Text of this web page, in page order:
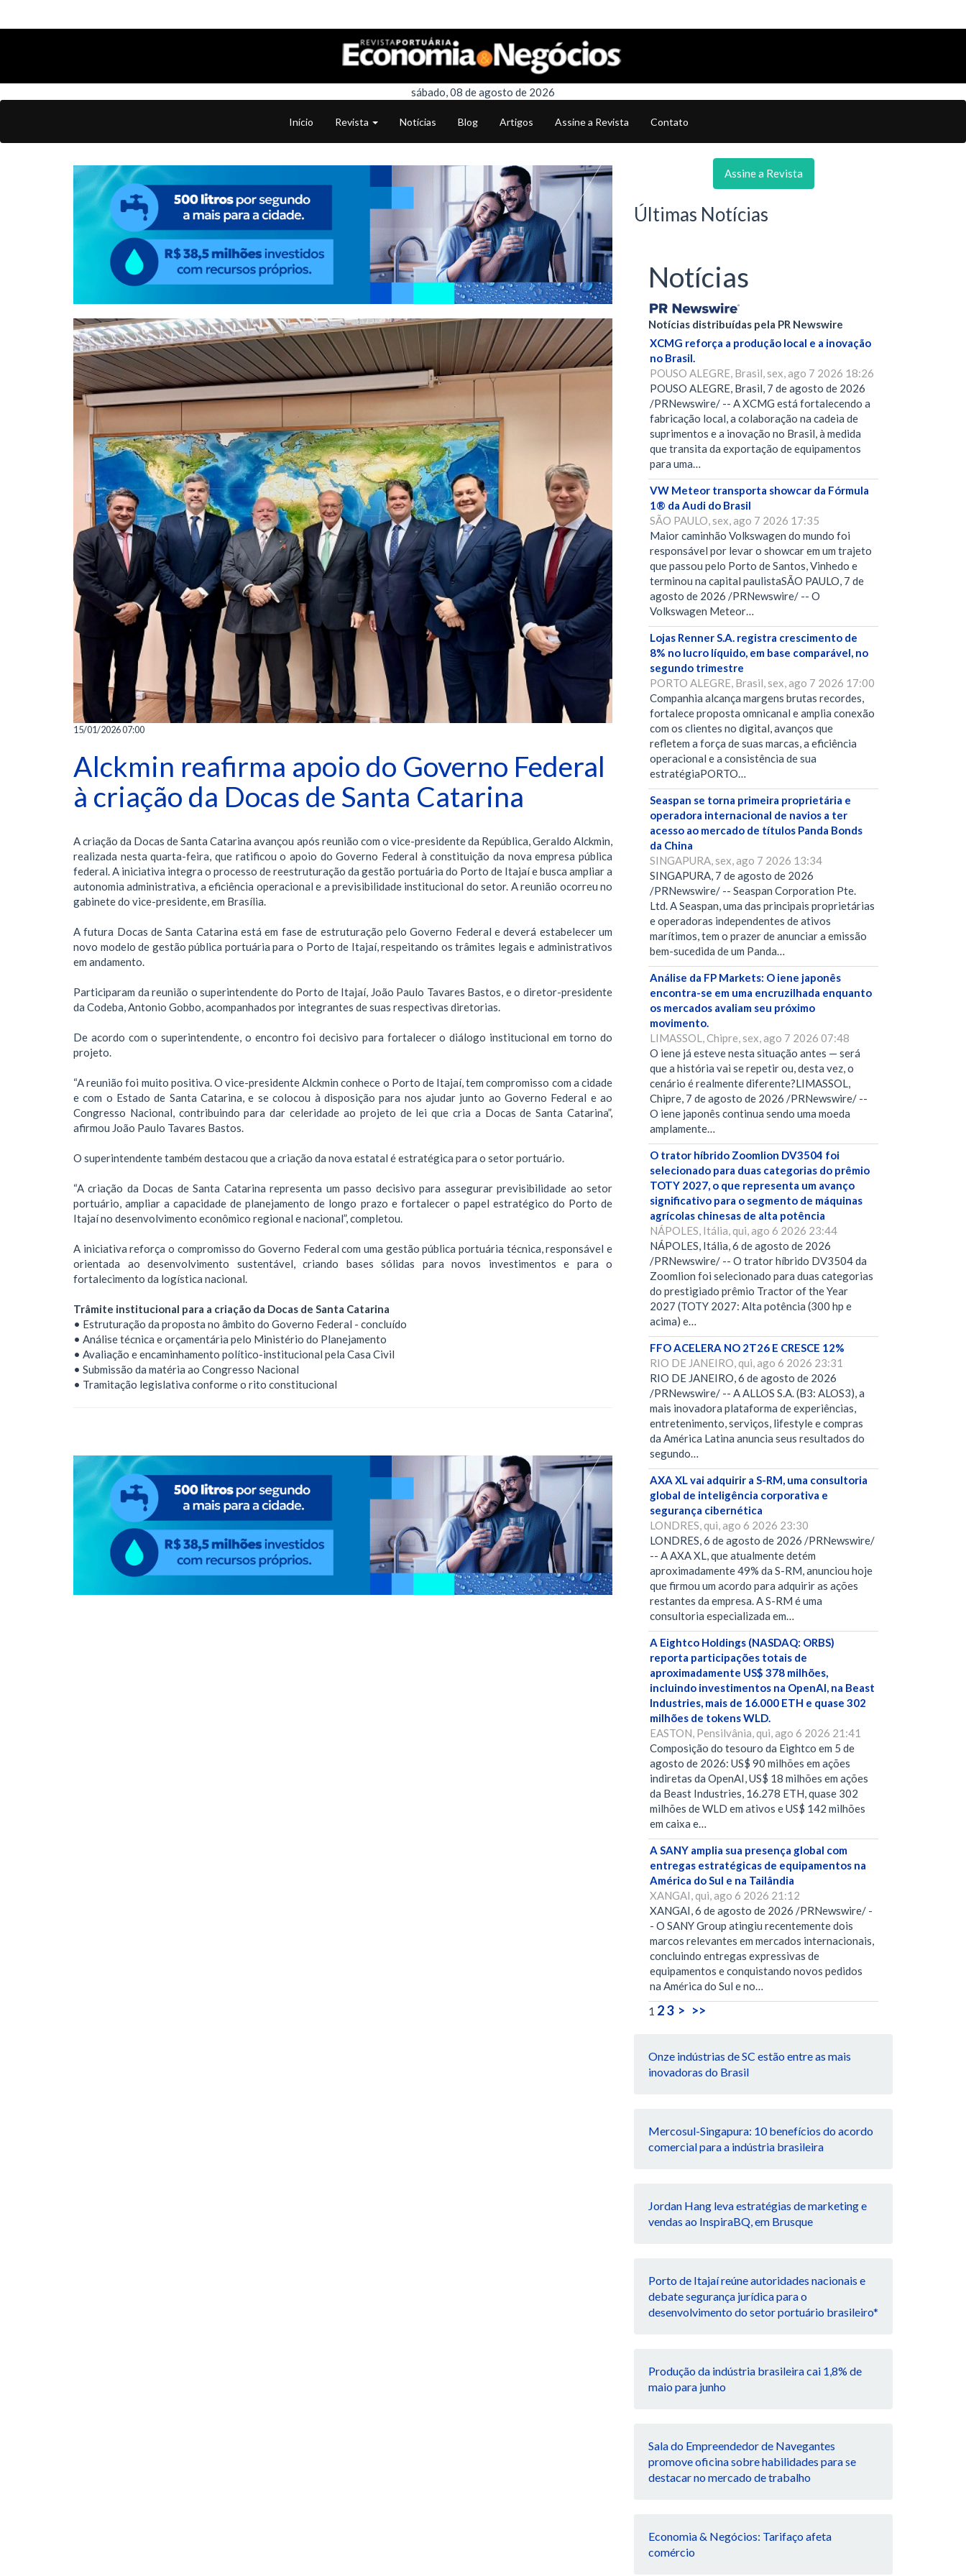
sábado, 08 de agosto de 2026
Início Revista Notícias Blog Artigos Assine a Revista Contato
15/01/2026 07:00
Alckmin reafirma apoio do Governo Federal
à criação da Docas de Santa Catarina
A criação da Docas de Santa Catarina avançou após reunião com o vice-presidente da República, Geraldo Alckmin,
realizada nesta quarta-feira, que ratificou o apoio do Governo Federal à constituição da nova empresa pública
federal. A iniciativa integra o processo de reestruturação da gestão portuária do Porto de Itajaí e busca ampliar a
autonomia administrativa, a eficiência operacional e a previsibilidade institucional do setor. A reunião ocorreu no
gabinete do vice-presidente, em Brasília.
A futura Docas de Santa Catarina está em fase de estruturação pelo Governo Federal e deverá estabelecer um
novo modelo de gestão pública portuária para o Porto de Itajaí, respeitando os trâmites legais e administrativos
em andamento.
Participaram da reunião o superintendente do Porto de Itajaí, João Paulo Tavares Bastos, e o diretor-presidente
da Codeba, Antonio Gobbo, acompanhados por integrantes de suas respectivas diretorias.
De acordo com o superintendente, o encontro foi decisivo para fortalecer o diálogo institucional em torno do
projeto.
“A reunião foi muito positiva. O vice-presidente Alckmin conhece o Porto de Itajaí, tem compromisso com a cidade
e com o Estado de Santa Catarina, e se colocou à disposição para nos ajudar junto ao Governo Federal e ao
Congresso Nacional, contribuindo para dar celeridade ao projeto de lei que cria a Docas de Santa Catarina”,
afirmou João Paulo Tavares Bastos.
O superintendente também destacou que a criação da nova estatal é estratégica para o setor portuário.
“A criação da Docas de Santa Catarina representa um passo decisivo para assegurar previsibilidade ao setor
portuário, ampliar a capacidade de planejamento de longo prazo e fortalecer o papel estratégico do Porto de
Itajaí no desenvolvimento econômico regional e nacional”, completou.
A iniciativa reforça o compromisso do Governo Federal com uma gestão pública portuária técnica, responsável e
orientada ao desenvolvimento sustentável, criando bases sólidas para novos investimentos e para o
fortalecimento da logística nacional.
Trâmite institucional para a criação da Docas de Santa Catarina
• Estruturação da proposta no âmbito do Governo Federal - concluído
• Análise técnica e orçamentária pelo Ministério do Planejamento
• Avaliação e encaminhamento político-institucional pela Casa Civil
• Submissão da matéria ao Congresso Nacional
• Tramitação legislativa conforme o rito constitucional
Assine a Revista
Últimas Notícias
Notícias
Notícias distribuídas pela PR Newswire
XCMG reforça a produção local e a inovação
no Brasil.
POUSO ALEGRE, Brasil, sex, ago 7 2026 18:26
POUSO ALEGRE, Brasil, 7 de agosto de 2026
/PRNewswire/ -- A XCMG está fortalecendo a
fabricação local, a colaboração na cadeia de
suprimentos e a inovação no Brasil, à medida
que transita da exportação de equipamentos
para uma…
VW Meteor transporta showcar da Fórmula
1® da Audi do Brasil
SÃO PAULO, sex, ago 7 2026 17:35
Maior caminhão Volkswagen do mundo foi
responsável por levar o showcar em um trajeto
que passou pelo Porto de Santos, Vinhedo e
terminou na capital paulistaSÃO PAULO, 7 de
agosto de 2026 /PRNewswire/ -- O
Volkswagen Meteor…
Lojas Renner S.A. registra crescimento de
8% no lucro líquido, em base comparável, no
segundo trimestre
PORTO ALEGRE, Brasil, sex, ago 7 2026 17:00
Companhia alcança margens brutas recordes,
fortalece proposta omnicanal e amplia conexão
com os clientes no digital, avanços que
refletem a força de suas marcas, a eficiência
operacional e a consistência de sua
estratégiaPORTO…
Seaspan se torna primeira proprietária e
operadora internacional de navios a ter
acesso ao mercado de títulos Panda Bonds
da China
SINGAPURA, sex, ago 7 2026 13:34
SINGAPURA, 7 de agosto de 2026
/PRNewswire/ -- Seaspan Corporation Pte.
Ltd. A Seaspan, uma das principais proprietárias
e operadoras independentes de ativos
marítimos, tem o prazer de anunciar a emissão
bem-sucedida de um Panda…
Análise da FP Markets: O iene japonês
encontra-se em uma encruzilhada enquanto
os mercados avaliam seu próximo
movimento.
LIMASSOL, Chipre, sex, ago 7 2026 07:48
O iene já esteve nesta situação antes — será
que a história vai se repetir ou, desta vez, o
cenário é realmente diferente?LIMASSOL,
Chipre, 7 de agosto de 2026 /PRNewswire/ --
O iene japonês continua sendo uma moeda
amplamente…
O trator híbrido Zoomlion DV3504 foi
selecionado para duas categorias do prêmio
TOTY 2027, o que representa um avanço
significativo para o segmento de máquinas
agrícolas chinesas de alta potência
NÁPOLES, Itália, qui, ago 6 2026 23:44
NÁPOLES, Itália, 6 de agosto de 2026
/PRNewswire/ -- O trator híbrido DV3504 da
Zoomlion foi selecionado para duas categorias
do prestigiado prêmio Tractor of the Year
2027 (TOTY 2027: Alta potência (300 hp e
acima) e…
FFO ACELERA NO 2T26 E CRESCE 12%
RIO DE JANEIRO, qui, ago 6 2026 23:31
RIO DE JANEIRO, 6 de agosto de 2026
/PRNewswire/ -- A ALLOS S.A. (B3: ALOS3), a
mais inovadora plataforma de experiências,
entretenimento, serviços, lifestyle e compras
da América Latina anuncia seus resultados do
segundo…
AXA XL vai adquirir a S-RM, uma consultoria
global de inteligência corporativa e
segurança cibernética
LONDRES, qui, ago 6 2026 23:30
LONDRES, 6 de agosto de 2026 /PRNewswire/
-- A AXA XL, que atualmente detém
aproximadamente 49% da S-RM, anunciou hoje
que firmou um acordo para adquirir as ações
restantes da empresa. A S-RM é uma
consultoria especializada em…
A Eightco Holdings (NASDAQ: ORBS)
reporta participações totais de
aproximadamente US$ 378 milhões,
incluindo investimentos na OpenAI, na Beast
Industries, mais de 16.000 ETH e quase 302
milhões de tokens WLD.
EASTON, Pensilvânia, qui, ago 6 2026 21:41
Composição do tesouro da Eightco em 5 de
agosto de 2026: US$ 90 milhões em ações
indiretas da OpenAI, US$ 18 milhões em ações
da Beast Industries, 16.278 ETH, quase 302
milhões de WLD em ativos e US$ 142 milhões
em caixa e…
A SANY amplia sua presença global com
entregas estratégicas de equipamentos na
América do Sul e na Tailândia
XANGAI, qui, ago 6 2026 21:12
XANGAI, 6 de agosto de 2026 /PRNewswire/ -
- O SANY Group atingiu recentemente dois
marcos relevantes em mercados internacionais,
concluindo entregas expressivas de
equipamentos e conquistando novos pedidos
na América do Sul e no…
1 23 > >>
Onze indústrias de SC estão entre as mais
inovadoras do Brasil
Mercosul-Singapura: 10 benefícios do acordo
comercial para a indústria brasileira
Jordan Hang leva estratégias de marketing e
vendas ao InspiraBQ, em Brusque
Porto de Itajaí reúne autoridades nacionais e
debate segurança jurídica para o
desenvolvimento do setor portuário brasileiro*
Produção da indústria brasileira cai 1,8% de
maio para junho
Sala do Empreendedor de Navegantes
promove oficina sobre habilidades para se
destacar no mercado de trabalho
Economia & Negócios: Tarifaço afeta
comércio